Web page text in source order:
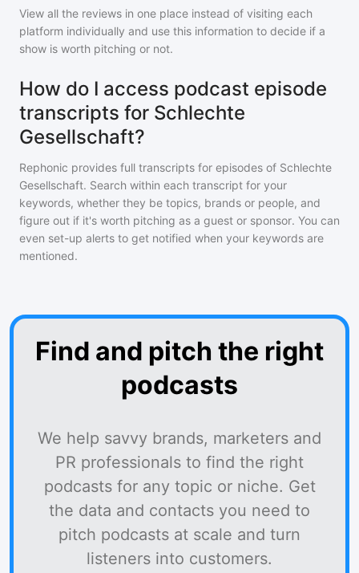
View all the reviews in one place instead of visiting each
platform individually and use this information to decide if a
show is worth pitching or not.
How do I access podcast episode
transcripts for Schlechte
Gesellschaft?
Rephonic provides full transcripts for episodes of Schlechte
Gesellschaft. Search within each transcript for your
keywords, whether they be topics, brands or people, and
figure out if it's worth pitching as a guest or sponsor. You can
even set-up alerts to get notified when your keywords are
mentioned.
Find and pitch the right
podcasts
We help savvy brands, marketers and
PR professionals to find the right
podcasts for any topic or niche. Get
the data and contacts you need to
pitch podcasts at scale and turn
listeners into customers.